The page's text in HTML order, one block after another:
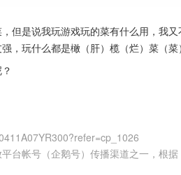
但是说我玩游戏玩的菜有什么用，我
，玩什么都是橄（肝）榄（烂）菜（
台帐号（企鹅号）传播渠道之一，根据